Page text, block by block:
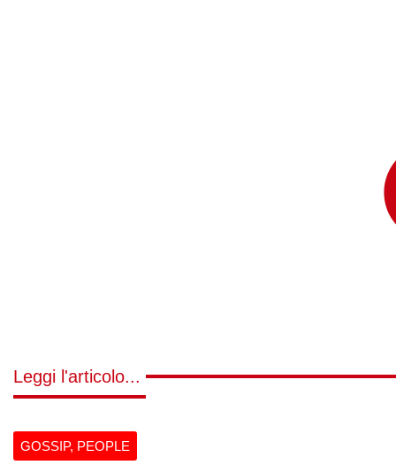
Leggi l'articolo...
GOSSIP, PEOPLE